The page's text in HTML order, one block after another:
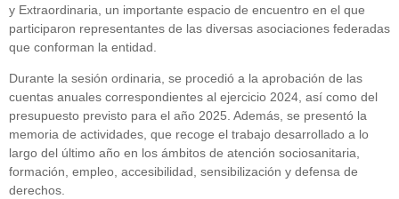
y Extraordinaria, un importante espacio de encuentro en el que
participaron representantes de las diversas asociaciones federadas
que conforman la entidad.
Durante la sesión ordinaria, se procedió a la aprobación de las
cuentas anuales correspondientes al ejercicio 2024, así como del
presupuesto previsto para el año 2025. Además, se presentó la
memoria de actividades, que recoge el trabajo desarrollado a lo
largo del último año en los ámbitos de atención sociosanitaria,
formación, empleo, accesibilidad, sensibilización y defensa de
derechos.